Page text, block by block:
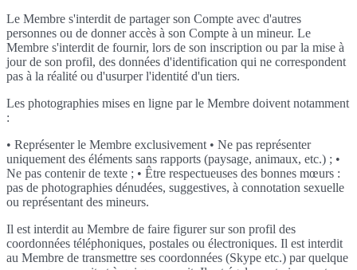
Le Membre s'interdit de partager son Compte avec d'autres
personnes ou de donner accès à son Compte à un mineur. Le
Membre s'interdit de fournir, lors de son inscription ou par la mise à
jour de son profil, des données d'identification qui ne correspondent
pas à la réalité ou d'usurper l'identité d'un tiers.
Les photographies mises en ligne par le Membre doivent notamment
:
• Représenter le Membre exclusivement • Ne pas représenter
uniquement des éléments sans rapports (paysage, animaux, etc.) ; •
Ne pas contenir de texte ; • Être respectueuses des bonnes mœurs :
pas de photographies dénudées, suggestives, à connotation sexuelle
ou représentant des mineurs.
Il est interdit au Membre de faire figurer sur son profil des
coordonnées téléphoniques, postales ou électroniques. Il est interdit
au Membre de transmettre ses coordonnées (Skype etc.) par quelque